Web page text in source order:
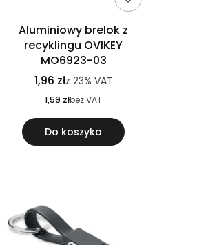
Aluminiowy brelok z
recyklingu OVIKEY
MO6923-03
1,96 złz 23% VAT
1,59 złbez VAT
Do koszyka